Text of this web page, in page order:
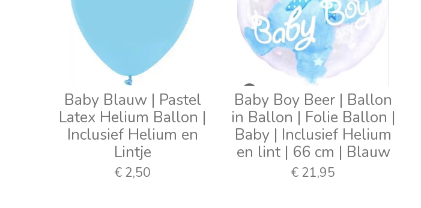
Baby Blauw | Pastel
Latex Helium Ballon |
Inclusief Helium en
Lintje
€ 2,50
Baby Boy Beer | Ballon
in Ballon | Folie Ballon |
Baby | Inclusief Helium
en lint | 66 cm | Blauw
€ 21,95